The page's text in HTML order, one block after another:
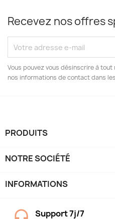
Recevez nos offres
Vous pouvez vous désinscrire à
nos informations de contact dans
PRODUITS
NOTRE SOCIÉTÉ
INFORMATIONS
Support 7j/7